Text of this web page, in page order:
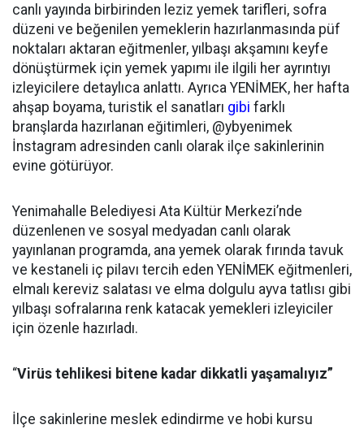
canlı yayında birbirinden leziz yemek tarifleri, sofra
düzeni ve beğenilen yemeklerin hazırlanmasında püf
noktaları aktaran eğitmenler, yılbaşı akşamını keyfe
dönüştürmek için yemek yapımı ile ilgili her ayrıntıyı
izleyicilere detaylıca anlattı. Ayrıca YENİMEK, her hafta
ahşap boyama, turistik el sanatları gibi farklı
branşlarda hazırlanan eğitimleri, @ybyenimek
İnstagram adresinden canlı olarak ilçe sakinlerinin
evine götürüyor.
Yenimahalle Belediyesi Ata Kültür Merkezi’nde
düzenlenen ve sosyal medyadan canlı olarak
yayınlanan programda, ana yemek olarak fırında tavuk
ve kestaneli iç pilavı tercih eden YENİMEK eğitmenleri,
elmalı kereviz salatası ve elma dolgulu ayva tatlısı gibi
yılbaşı sofralarına renk katacak yemekleri izleyiciler
için özenle hazırladı.
“Virüs tehlikesi bitene kadar dikkatli yaşamalıyız”
İlçe sakinlerine meslek edindirme ve hobi kursu